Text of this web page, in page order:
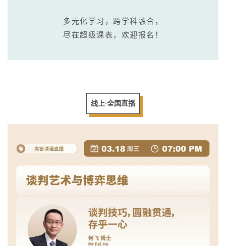
多元化学习，跨学科融合，
尽在超级课表，欢迎报名！
线上·全国直播